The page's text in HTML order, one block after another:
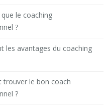
que le coaching
?
les avantages du coaching
trouver le bon coach
?